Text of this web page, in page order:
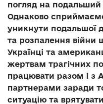
погляд на подальший
Однаково
уникнути подальшої
та розпалення війни
Українці та
жертвам трагічних
працювати разом і з
партнерами заради
ситуацію та